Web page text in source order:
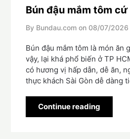
Bún đậu mắm tôm
By Bundau.com on 08/07/2026
Bún đậu mắm tôm là món ăn
vậy, lại khá phổ biến ở TP
có hương vị hấp dẫn, dễ ăn,
thực khách Sài Gòn dễ dàng
Continue reading